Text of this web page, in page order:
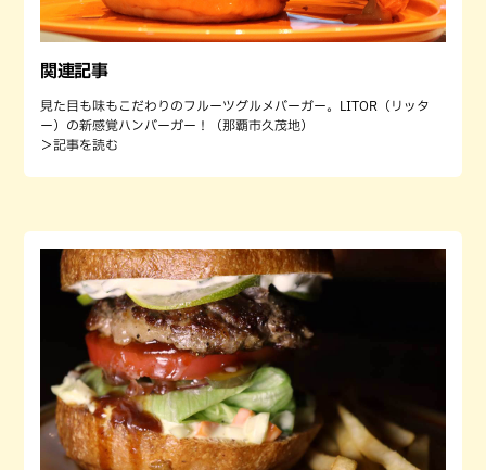
関連記事
見た目も味もこだわりのフルーツグルメバーガー。LITOR（リッタ
ー）の新感覚ハンバーガー！（那覇市久茂地）
＞記事を読む